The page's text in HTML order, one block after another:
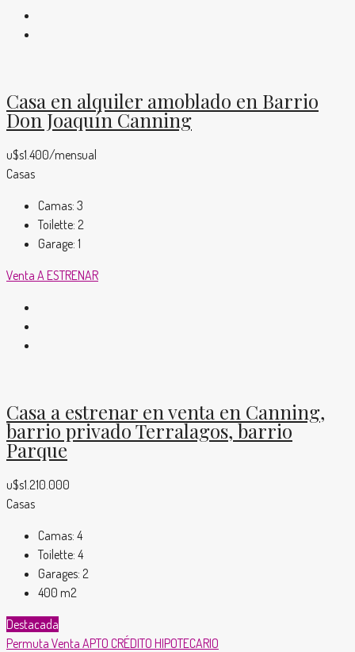
Casa en alquiler amoblado en Barrio
Don Joaquín Canning
u$s1.400/mensual
Casas
Camas: 3
Toilette: 2
Garage: 1
Venta A ESTRENAR
Casa a estrenar en venta en Canning,
barrio privado Terralagos, barrio
Parque
u$s1.210.000
Casas
Camas: 4
Toilette: 4
Garages: 2
400 m2
Destacada
Permuta Venta APTO CRÉDITO HIPOTECARIO